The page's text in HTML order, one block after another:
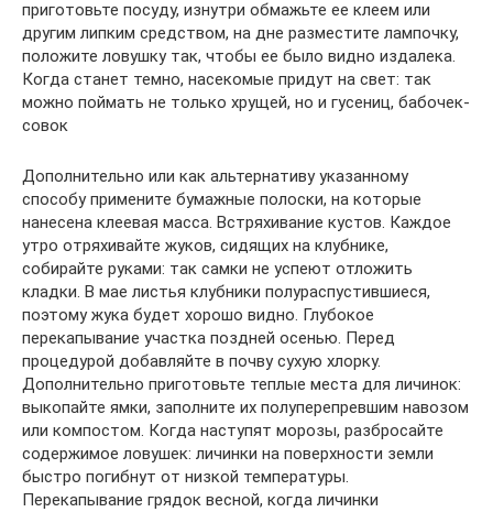
приготовьте посуду, изнутри обмажьте ее клеем или
другим липким средством, на дне разместите лампочку,
положите ловушку так, чтобы ее было видно издалека.
Когда станет темно, насекомые придут на свет: так
можно поймать не только хрущей, но и гусениц, бабочек-
совок
Дополнительно или как альтернативу указанному
способу примените бумажные полоски, на которые
нанесена клеевая масса. Встряхивание кустов. Каждое
утро отряхивайте жуков, сидящих на клубнике,
собирайте руками: так самки не успеют отложить
кладки. В мае листья клубники полураспустившиеся,
поэтому жука будет хорошо видно. Глубокое
перекапывание участка поздней осенью. Перед
процедурой добавляйте в почву сухую хлорку.
Дополнительно приготовьте теплые места для личинок:
выкопайте ямки, заполните их полуперепревшим навозом
или компостом. Когда наступят морозы, разбросайте
содержимое ловушек: личинки на поверхности земли
быстро погибнут от низкой температуры.
Перекапывание грядок весной, когда личинки